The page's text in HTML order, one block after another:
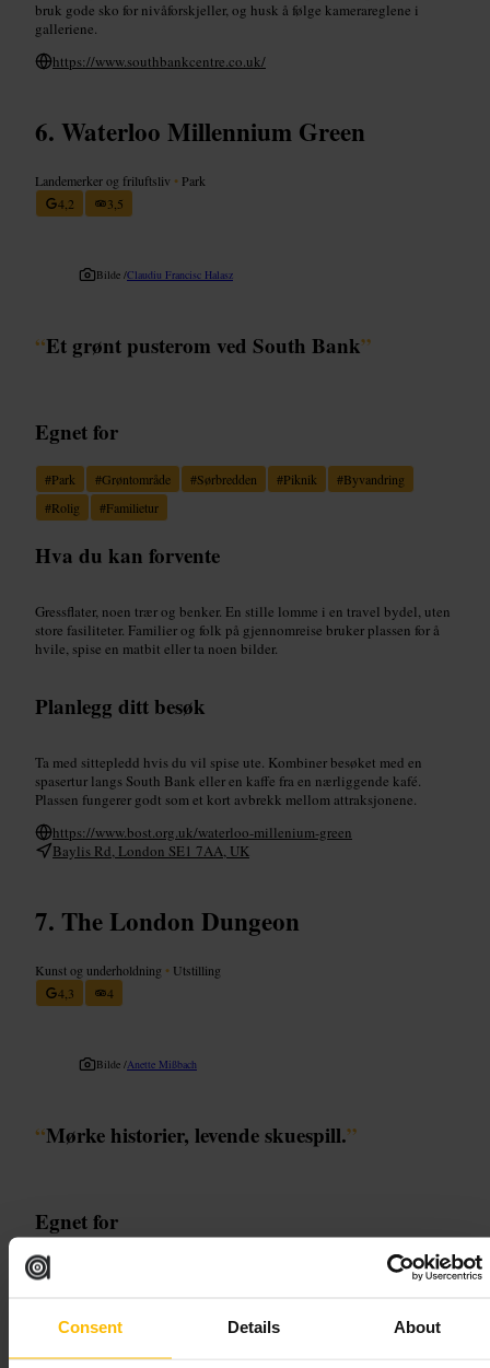
Consent Details About
bruk gode sko for nivåforskjeller, og husk å følge kamerareglene i
galleriene.
https://www.southbankcentre.co.uk/
Waterloo Millennium Green
Landemerker og friluftsliv • Park
4,2
3,5
Bilde /Claudiu Francisc Halasz
“Et grønt pusterom ved South Bank”
Egnet for
#Park #Grøntområde #Sørbredden #Piknik #Byvandring
#Rolig #Familietur
Hva du kan forvente
Gressflater, noen trær og benker. En stille lomme i en travel bydel, uten
store fasiliteter. Familier og folk på gjennomreise bruker plassen for å
hvile, spise en matbit eller ta noen bilder.
Planlegg ditt besøk
Ta med sittepledd hvis du vil spise ute. Kombiner besøket med en
spasertur langs South Bank eller en kaffe fra en nærliggende kafé.
Plassen fungerer godt som et kort avbrekk mellom attraksjonene.
https://www.bost.org.uk/waterloo-millenium-green
Baylis Rd, London SE1 7AA, UK
The London Dungeon
Kunst og underholdning • Utstilling
4,3
4
Bilde /Anette Mißbach
“Mørke historier, levende skuespill.”
Egnet for
#
Vennetur